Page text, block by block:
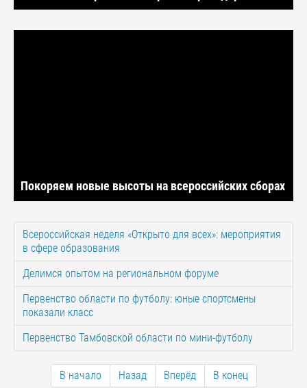
Покоряем новые высоты на всероссийских сборах
Всероссийская неделя «Открыто для всех»: мероприятия
в сфере образования
Делимся опытом на региональном форуме
Первенство области по футболу: юные спортсмены
показали класс
Первенство Тамбовской области по мини-футболу
В начало Назад Вперёд В конец